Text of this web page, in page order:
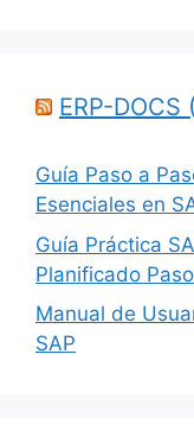
ERP-DOCS
Guía Paso a
Esenciales en
Guía Práctica
Planificado
Manual de
SAP